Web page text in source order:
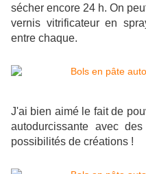
sécher encore 24 h. On
vernis vitrificateur en
entre chaque.
J'ai bien aimé le fait de
autodurcissante avec
possibilités de créations !